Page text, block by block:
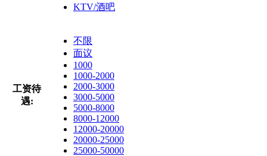
KTV/酒吧
工资待
遇:
不限
面议
1000
1000-2000
2000-3000
3000-5000
5000-8000
8000-12000
12000-20000
20000-25000
25000-50000